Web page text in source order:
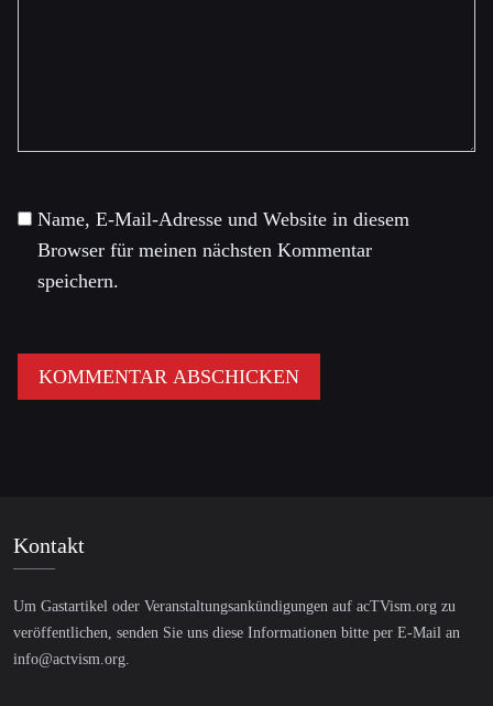
Name, E-Mail-Adresse und Website in diesem
Browser für meinen nächsten Kommentar
speichern.
Kontakt
Um Gastartikel oder Veranstaltungsankündigungen auf acTVism.org zu
veröffentlichen, senden Sie uns diese Informationen bitte per E-Mail an
info@actvism.org.